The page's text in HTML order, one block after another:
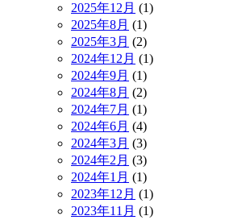
2025年12月 (1)
2025年8月 (1)
2025年3月 (2)
2024年12月 (1)
2024年9月 (1)
2024年8月 (2)
2024年7月 (1)
2024年6月 (4)
2024年3月 (3)
2024年2月 (3)
2024年1月 (1)
2023年12月 (1)
2023年11月 (1)